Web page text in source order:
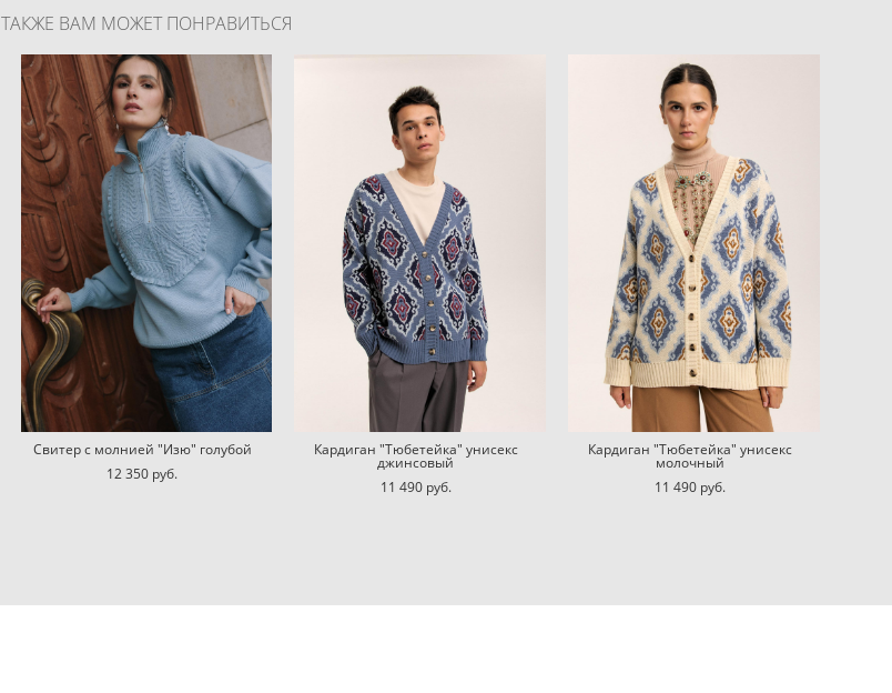
ТАКЖЕ ВАМ МОЖЕТ ПОНРАВИТЬСЯ
Свитер с молнией "Изю" голубой
12 350 pуб.
Кардиган "Тюбетейка" унисекс
джинсовый
11 490 pуб.
Кардиган "Тюбетейка" унисекс
молочный
11 490 pуб.